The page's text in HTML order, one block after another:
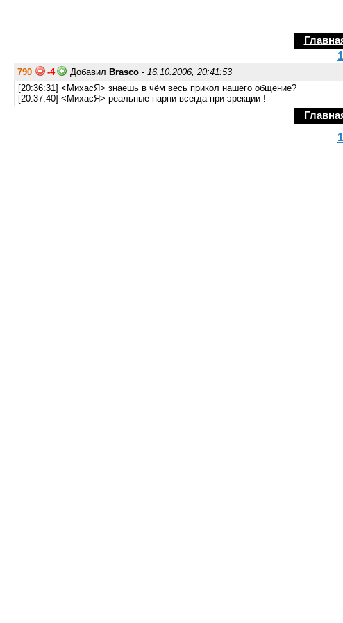
1
790 -4 Добавил Brasco - 16.10.2006, 20:41:53
[20:36:31] <МихасЯ> знаешь в чём весь прикол нашего общение?
[20:37:40] <МихасЯ> реальные парни всегда при эрекции !
1